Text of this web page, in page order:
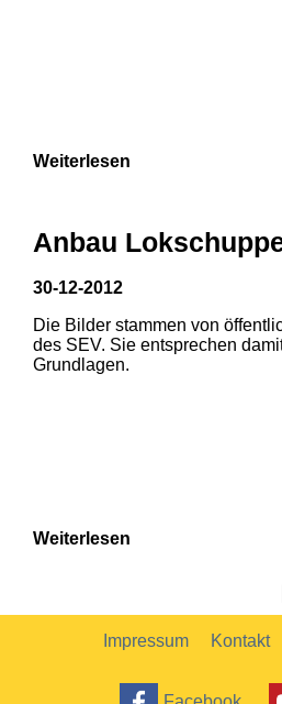
Weiterlesen
Anbau
30-12-2012
Die Bilder stammen von
des SEV. Sie entsprechen
Grundlagen.
Weiterlesen
Impressum Kontakt